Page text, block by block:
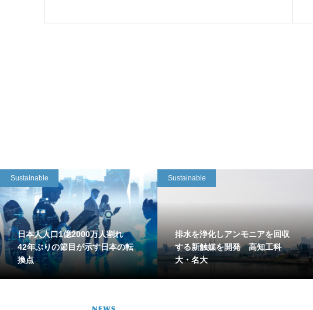
Sustainable
日本人人口1億2000万人割れ
42年ぶりの節目が示す日本の転
換点
Sustainable
排水を浄化しアンモニアを回収
する新触媒を開発 高知工科
大・名大